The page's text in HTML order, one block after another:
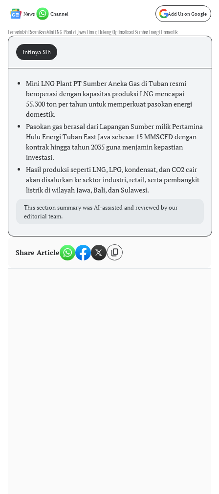
News Channel Add Us on Google
Pemerintah Resmikan Mini LNG Plant di Jawa Timur, Dukung Optimalisasi Sumber Energi Domestik
Intinya Sih
Mini LNG Plant PT Sumber Aneka Gas di Tuban resmi
beroperasi dengan kapasitas produksi LNG mencapai
55.300 ton per tahun untuk memperkuat pasokan energi
domestik.
Pasokan gas berasal dari Lapangan Sumber milik Pertamina
Hulu Energi Tuban East Java sebesar 15 MMSCFD dengan
kontrak hingga tahun 2035 guna menjamin kepastian
investasi.
Hasil produksi seperti LNG, LPG, kondensat, dan CO2 cair
akan disalurkan ke sektor industri, retail, serta pembangkit
listrik di wilayah Jawa, Bali, dan Sulawesi.
This section summary was AI-assisted and reviewed by our
editorial team.
Share Article